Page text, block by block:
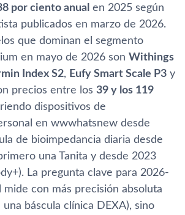
por ciento anual en 2025 según
publicados en marzo de 2026.
que dominan el segmento
en mayo de 2026 son Withings
Index S2, Eufy Smart Scale P3 y
precios entre los 39 y los 119
dispositivos de
en wwwhatsnew desde
de bioimpedancia diaria desde
una Tanita y desde 2023
La pregunta clave para 2026-
con más precisión absoluta
una báscula clínica DEXA), sino